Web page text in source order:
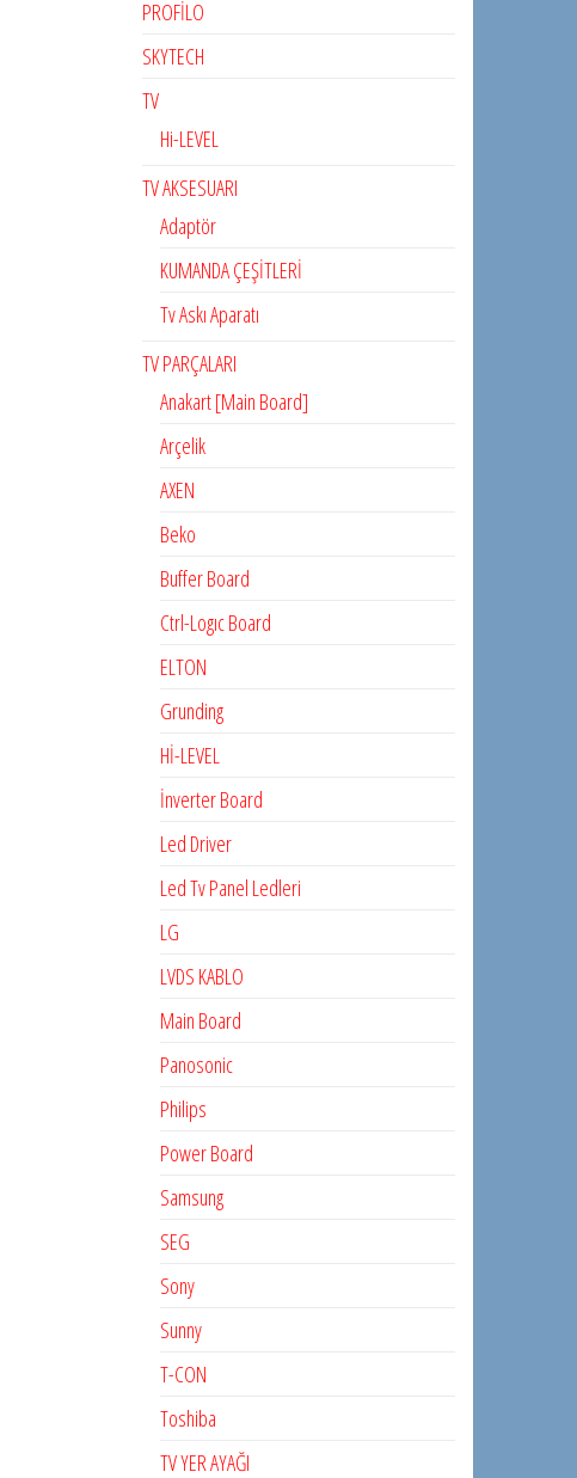
PROFİLO
SKYTECH
TV
Hi-LEVEL
TV AKSESUARI
Adaptör
KUMANDA ÇEŞİTLERİ
Tv Askı Aparatı
TV PARÇALARI
Anakart [Main Board]
Arçelik
AXEN
Beko
Buffer Board
Ctrl-Logıc Board
ELTON
Grunding
Hİ-LEVEL
İnverter Board
Led Driver
Led Tv Panel Ledleri
LG
LVDS KABLO
Main Board
Panosonic
Philips
Power Board
Samsung
SEG
Sony
Sunny
T-CON
Toshiba
TV YER AYAĞI